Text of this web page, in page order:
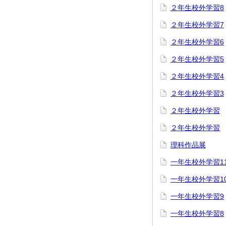
２年生校外学習8
２年生校外学習7
２年生校外学習6
２年生校外学習5
２年生校外学習4
２年生校外学習3
２年生校外学習
２年生校外学習
理科作品展
一年生校外学習
一年生校外学習
一年生校外学習9
一年生校外学習8